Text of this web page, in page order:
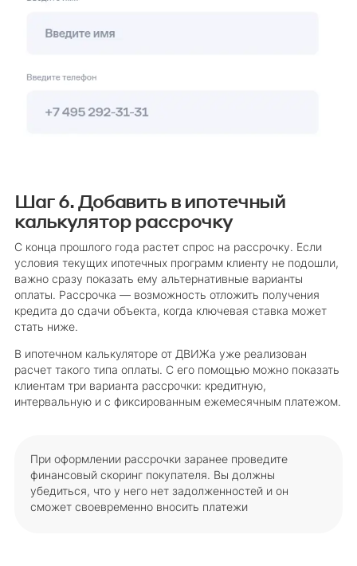
Шаг 6. Добавить в ипотечный
калькулятор рассрочку
С конца прошлого года растет спрос на рассрочку. Если
условия текущих ипотечных программ клиенту не подошли,
важно сразу показать ему альтернативные варианты
оплаты. Рассрочка — возможность отложить получения
кредита до сдачи объекта, когда ключевая ставка может
стать ниже.
В ипотечном калькуляторе от ДВИЖа уже реализован
расчет такого типа оплаты. С его помощью можно показать
клиентам три варианта рассрочки: кредитную,
интервальную и с фиксированным ежемесячным платежом.
При оформлении рассрочки заранее проведите
финансовый скоринг покупателя. Вы должны
убедиться, что у него нет задолженностей и он
сможет своевременно вносить платежи